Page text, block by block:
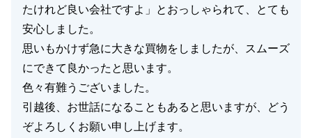
たけれど良い会社ですよ」とおっしゃられて、とても
安心しました。
思いもかけず急に大きな買物をしましたが、スムーズ
にできて良かったと思います。
色々有難うございました。
引越後、お世話になることもあると思いますが、どう
ぞよろしくお願い申し上げます。